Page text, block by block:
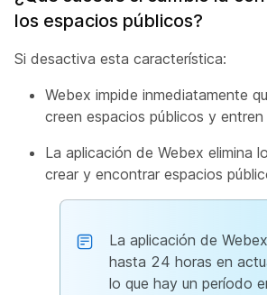
los espacios públicos?
Si desactiva esta característica:
Webex impide inmediatamente
creen espacios públicos y
La aplicación de Webex elimina
crear y encontrar espacios
La aplicación de
hasta 24 horas en
lo que hay un período